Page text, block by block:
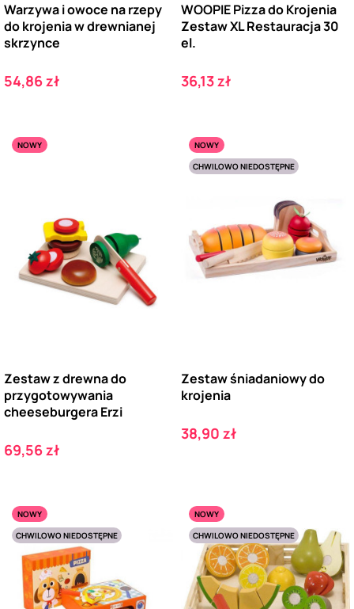
Warzywa i owoce na rzepy
do krojenia w drewnianej
skrzynce
Cena
54,86 zł
WOOPIE Pizza do Krojenia
Zestaw XL Restauracja 30
el.
Cena
36,13 zł
NOWY
Zestaw z drewna do
przygotowywania
cheeseburgera Erzi
Cena
69,56 zł
NOWY
CHWILOWO NIEDOSTĘPNE
Zestaw śniadaniowy do
krojenia
Cena
38,90 zł
NOWY
CHWILOWO NIEDOSTĘPNE
NOWY
CHWILOWO NIEDOSTĘPNE